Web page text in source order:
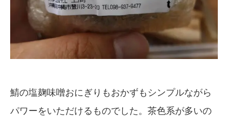
鯖の塩麹味噌おにぎりもおかずもシンプルながら
パワーをいただけるものでした。茶色系が多いの